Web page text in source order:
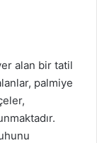
alan bir tatil
palmiye